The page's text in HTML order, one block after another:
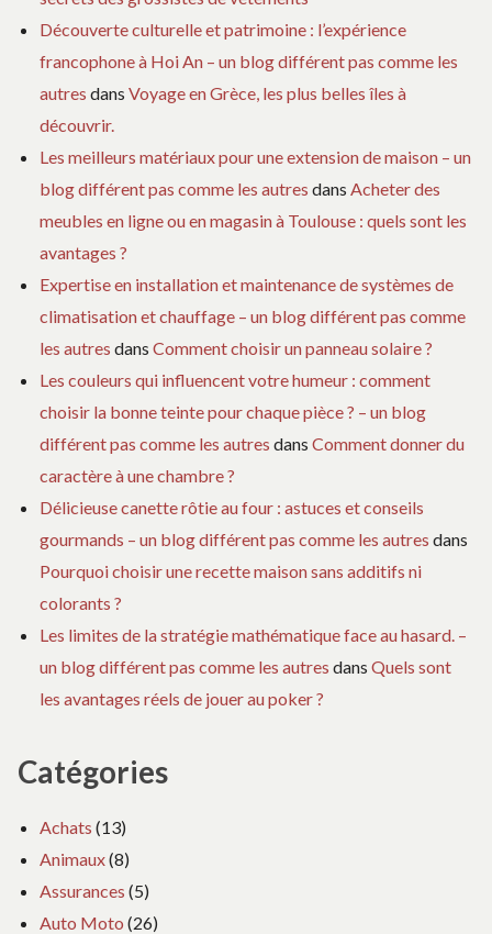
Découverte culturelle et patrimoine : l’expérience
francophone à Hoi An – un blog différent pas comme les
autres dans Voyage en Grèce, les plus belles îles à
découvrir.
Les meilleurs matériaux pour une extension de maison – un
blog différent pas comme les autres dans Acheter des
meubles en ligne ou en magasin à Toulouse : quels sont les
avantages ?
Expertise en installation et maintenance de systèmes de
climatisation et chauffage – un blog différent pas comme
les autres dans Comment choisir un panneau solaire ?
Les couleurs qui influencent votre humeur : comment
choisir la bonne teinte pour chaque pièce ? – un blog
différent pas comme les autres dans Comment donner du
caractère à une chambre ?
Délicieuse canette rôtie au four : astuces et conseils
gourmands – un blog différent pas comme les autres dans
Pourquoi choisir une recette maison sans additifs ni
colorants ?
Les limites de la stratégie mathématique face au hasard. –
un blog différent pas comme les autres dans Quels sont
les avantages réels de jouer au poker ?
Catégories
Achats (13)
Animaux(8)
Assurances (5)
Auto Moto (26)